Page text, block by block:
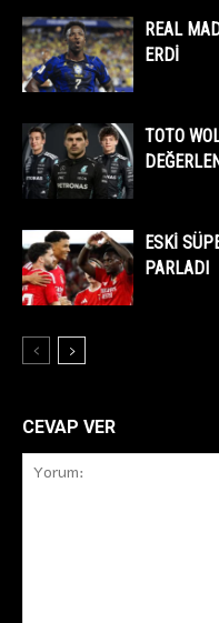
REAL
ERDİ
TOTO
ESKİ
PARLADI
CEVAP VER